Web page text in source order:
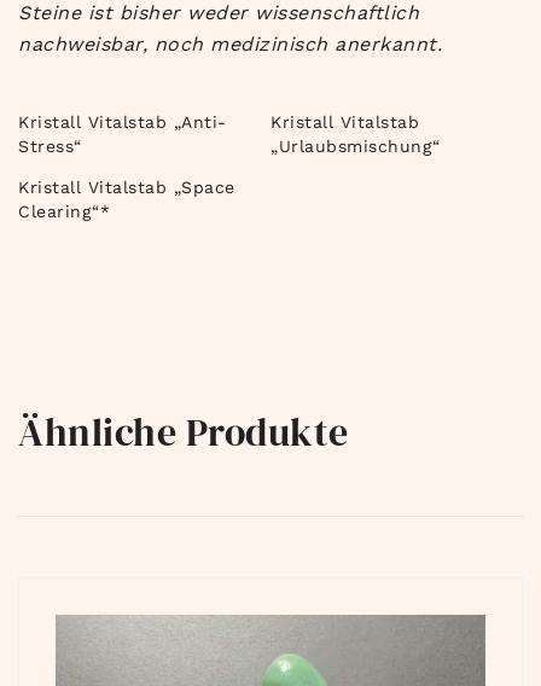
Steine ist bisher weder wissenschaftlich
nachweisbar, noch medizinisch anerkannt.
Kristall Vitalstab „Anti-
Stress“
Kristall Vitalstab
„Urlaubsmischung“
Kristall Vitalstab „Space
Clearing“*
Ähnliche Produkte